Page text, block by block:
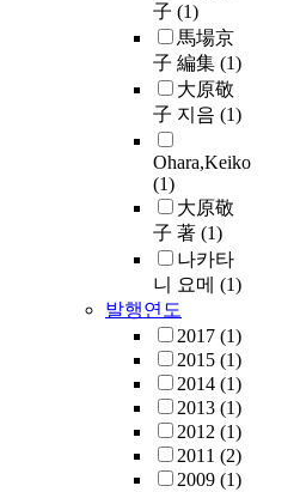
子 (1)
馬場京
子 編集 (1)
大原敬
子 지음 (1)
Ohara,Keiko
(1)
大原敬
子 著 (1)
나카타
니 요메 (1)
발행연도
2017 (1)
2015 (1)
2014 (1)
2013 (1)
2012 (1)
2011 (2)
2009 (1)